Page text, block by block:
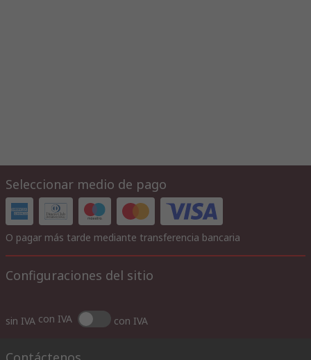
Seleccionar medio de pago
O pagar más tarde mediante transferencia bancaria
Configuraciones del sitio
sin IVA con IVA con IVA